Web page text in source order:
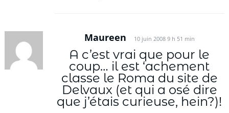
Maureen 10 juin 2008 9 h 51 min
A c’est vrai que pour le
coup… il est ‘achement
classe le Roma du site de
Delvaux (et qui a osé dire
que j’étais curieuse, hein?)!